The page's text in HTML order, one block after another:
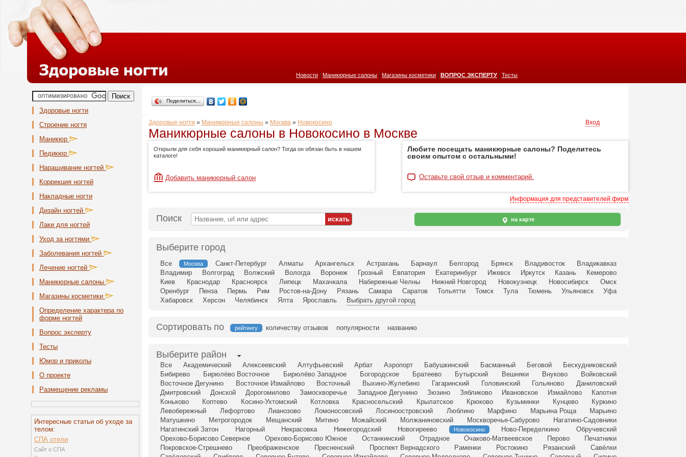
Новости Маникюрные салоны Магазины косметики ВОПРОС ЭКСПЕРТУ Тесты
Здоровые ногти
Строение ногтя
Маникюр
Педикюр
Наращивание ногтей
Коррекция ногтей
Накладные ногти
Дизайн ногтей
Лаки для ногтей
Уход за ногтями
Заболевания ногтей
Лечение ногтей
Маникюрные салоны
Магазины косметики
Определение характера по
форме ногтей
Вопрос эксперту
Тесты
Юмор и приколы
О проекте
Размещение рекламы
Интересные статьи об уходе за
телом:
СПА отели
Сайт о СПА
Поделиться…
Здоровые ногти » Маникюрные салоны » Москва » Новокосино Вход
Маникюрные салоны в Новокосино в Москве
Открыли для себя хороший маникюрный салон? Тогда он обязан быть в нашем
каталоге!
Добавить маникюрный салон
Любите посещать маникюрные салоны? Поделитесь
своим опытом с остальными!
Оставьте свой отзыв и комментарий.
Информация для представителей фирм
Поиск на карте
Выберите город
Все Москва Санкт-Петербург Алматы Архангельск Астрахань Барнаул Белгород Брянск Владивосток
Владикавказ
Владимир
Волгоград Волжский Вологда Воронеж Грозный Евпатория Екатеринбург Ижевск Иркутск Казань
Кемерово
Киев
Краснодар Красноярск Липецк Махачкала Набережные Челны Нижний Новгород Новокузнецк Новосибирск
Омск
Оренбург
Пенза Пермь Рим Ростов-на-Дону Рязань Самара Саратов Тольятти Томск Тула Тюмень Ульяновск
Уфа
Хабаровск
Херсон Челябинск Ялта Ярославль Выбрать другой город
Сортировать по рейтингу количеству отзывов популярности названию
Выберите район
Все Академический Алексеевский Алтуфьевский Арбат Аэропорт Бабушкинский Басманный Беговой
Бескудниковский
Бибирево
Бирюлёво Восточное Бирюлёво Западное Богородское Братеево Бутырский Вешняки Внуково
Войковский
Восточное Дегунино
Восточное Измайлово Восточный Выхино-Жулебино Гагаринский Головинский Гольяново
Даниловский
Дмитровский
Донской Дорогомилово Замоскворечье Западное Дегунино Зюзино Зябликово Ивановское Измайлово
Капотня
Коньково
Коптево Косино-Ухтомский Котловка Красносельский Крылатское Крюково Кузьминки Кунцево
Куркино
Левобережный
Лефортово Лианозово Ломоносовский Лосиноостровский Люблино Марфино Марьина Роща
Марьино
Матушкино
Метрогородок Мещанский Митино Можайский Молжаниновский Москворечье-Сабурово
Нагатино-Садовники
Нагатинский Затон
Нагорный Некрасовка Нижегородский Новогиреево Новокосино Ново-Переделкино
Обручевский
Орехово-Борисово Северное
Орехово-Борисово Южное Останкинский Отрадное Очаково-Матвеевское Перово
Печатники
Покровское-Стрешнево
Преображенское Пресненский Проспект Вернадского Раменки Ростокино Рязанский
Савёлки